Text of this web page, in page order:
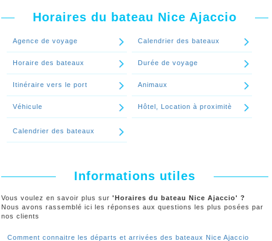
par les ferries en temps réel.
Nice Ajaccio en live sont disponibles en option payante.
bateaux Nice Ajaccio en live ?'
Horaires du bateau Nice Ajaccio
Agence de voyage Calendrier des bateaux
Horaire des bateaux Durée de voyage
Itinéraire vers le port Animaux
Véhicule Hôtel, Location à proximitè
Calendrier des bateaux
Informations utiles
Vous voulez en savoir plus sur 'Horaires du bateau Nice Ajaccio' ?
Nous avons rassemblé ici les réponses aux questions les plus posées par
nos clients
Comment connaitre les départs et arrivées des bateaux Nice Ajaccio